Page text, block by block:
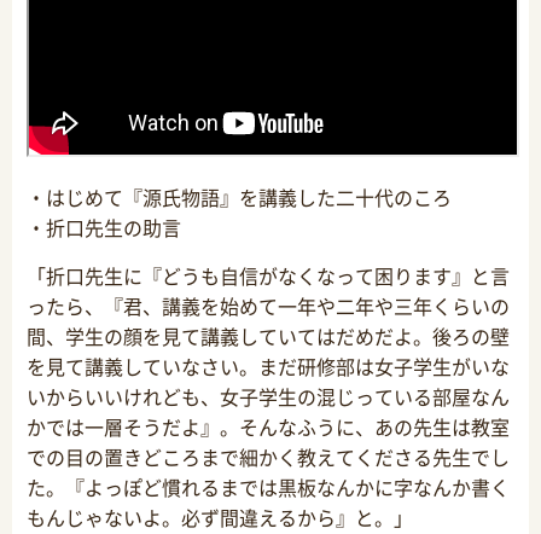
・はじめて『源氏物語』を講義した二十代のころ
・折口先生の助言
「折口先生に『どうも自信がなくなって困ります』と言
ったら、『君、講義を始めて一年や二年や三年くらいの
間、学生の顔を見て講義していてはだめだよ。後ろの壁
を見て講義していなさい。まだ研修部は女子学生がいな
いからいいけれども、女子学生の混じっている部屋なん
かでは一層そうだよ』。そんなふうに、あの先生は教室
での目の置きどころまで細かく教えてくださる先生でし
た。『よっぽど慣れるまでは黒板なんかに字なんか書く
もんじゃないよ。必ず間違えるから』と。」